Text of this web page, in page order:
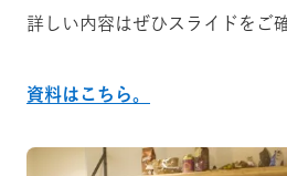
詳しい内容はぜひスライドをご
資料はこちら。